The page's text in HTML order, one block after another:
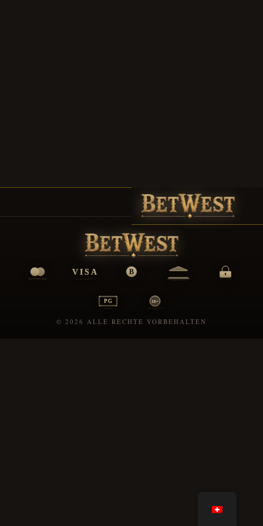
© 2026 ALLE RECHTE VORBEHALTEN